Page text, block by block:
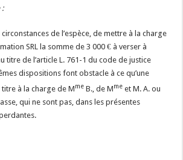
:
de l’espèce, de mettre à la charge
SRL la somme de 3 000 € à verser à
titre de l’article L. 761-1 du code de justice
dispositions font obstacle à ce qu’une
à la charge de Mme B., de Mme et M. A. ou
qui ne sont pas, dans les présentes